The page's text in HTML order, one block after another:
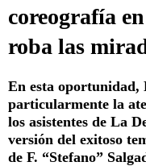
coreografía
roba las
En esta
particularmente la
los asistentes de La
versión del exitoso
de F. “Stefano”